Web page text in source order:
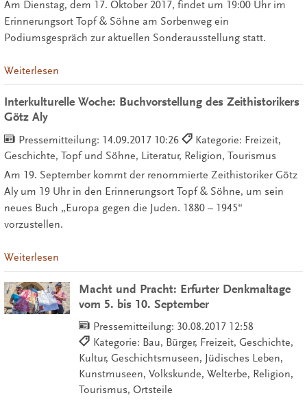
Am Dienstag, dem 17. Oktober 2017, findet um 19:00 Uhr im
Erinnerungsort Topf & Söhne am Sorbenweg ein
Podiumsgespräch zur aktuellen Sonderausstellung statt.
Weiterlesen
Interkulturelle Woche: Buchvorstellung des Zeithistorikers
Götz Aly
Pressemitteilung: 14.09.2017 10:26
Kategorie: Freizeit,
Geschichte, Topf und Söhne, Literatur, Religion, Tourismus
Am 19. September kommt der renommierte Zeithistoriker Götz
Aly um 19 Uhr in den Erinnerungsort Topf & Söhne, um sein
neues Buch „Europa gegen die Juden. 1880 – 1945“
vorzustellen.
Weiterlesen
Macht und Pracht: Erfurter Denkmaltage
vom 5. bis 10. September
Pressemitteilung: 30.08.2017 12:58
Kategorie: Bau, Bürger, Freizeit, Geschichte,
Kultur, Geschichtsmuseen, Jüdisches Leben,
Kunstmuseen, Volkskunde, Welterbe, Religion,
Tourismus, Ortsteile